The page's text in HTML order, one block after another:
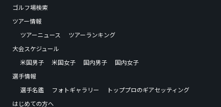
ゴルフ場検索
ツアー情報
ツアーニュース
ツアーランキング
大会スケジュール
米国男子
米国女子 国内男子
国内女子
選手情報
選手名鑑
フォトギャラリー
トッププロのギアセッティング
はじめての方へ